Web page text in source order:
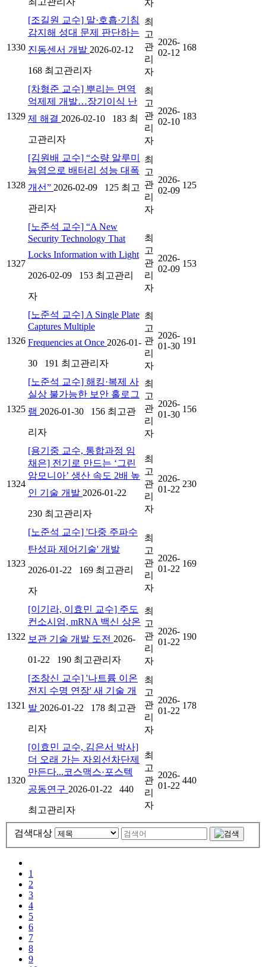
자
1330
[조길원 교수] 말·호흡·기침
감지해 성대 문제 판단하는
진동센서 개발 2026-02-12
168 최고관리자
최
고
관
리
자
2026-
02-12
168
1329
[차형준 교수] 뿌리는 면역
억제제 개발…장기이식 난
제 해결 2026-02-10 183 최
고관리자
최
고
관
리
자
2026-
02-10
183
1328
[김원배 교수] “소량 알루미
늄염으로 배터리 성능 대폭
개선” 2026-02-09 125 최고
관리자
최
고
관
리
자
2026-
02-09
125
1327
[노준석 교수] “A New
Security Technology That
Locks Information with Light
2026-02-09 153 최고관리
자
최
고
관
리
자
2026-
02-09
153
1326
[노준석 교수] A Single Plate
Captures Multiple
Frequencies at Once 2026-01-
30 191 최고관리자
최
고
관
리
자
2026-
01-30
191
1325
[노준석 교수] 해킹·복제 사
실상 불가능한 보안 홀로그
램 2026-01-30 156 최고관
리자
최
고
관
리
자
2026-
01-30
156
1324
[용기중 교수, 통합과정 임
채은] 전기로 만드는 ‘그린
암모니아’ 생산 속도 2배 높
인 기술 개발 2026-01-22
230 최고관리자
최
고
관
리
자
2026-
01-22
230
1323
[노준석 교수] '다중 주파수
탄성파 제어기술' 개발
2026-01-22 169 최고관리
자
최
고
관
리
자
2026-
01-22
169
1322
[이기라, 이효민 교수] 주도
컨소시엄, mRNA 백신 상온
보관 기술 개발 도전 2026-
01-22 190 최고관리자
최
고
관
리
자
2026-
01-22
190
1321
[조창신 교수] '나트륨 이온
전지 수명 연장' 새 기술 개
발 2026-01-22 178 최고관
리자
최
고
관
리
자
2026-
01-22
178
1320
[이효민 교수, 김은서 박사]
더 오래 가는 자외선차단제
만든다...코스맥스·포스텍
공동연구 2026-01-22 440
최고관리자
최
고
관
리
자
2026-
01-22
440
검색대상
1
2
3
4
5
6
7
8
9